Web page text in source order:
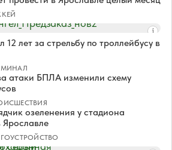
12 лет за стрельбу по троллейбусу в
атаки БПЛА изменили схему
озеленения у стадиона
Ярославле